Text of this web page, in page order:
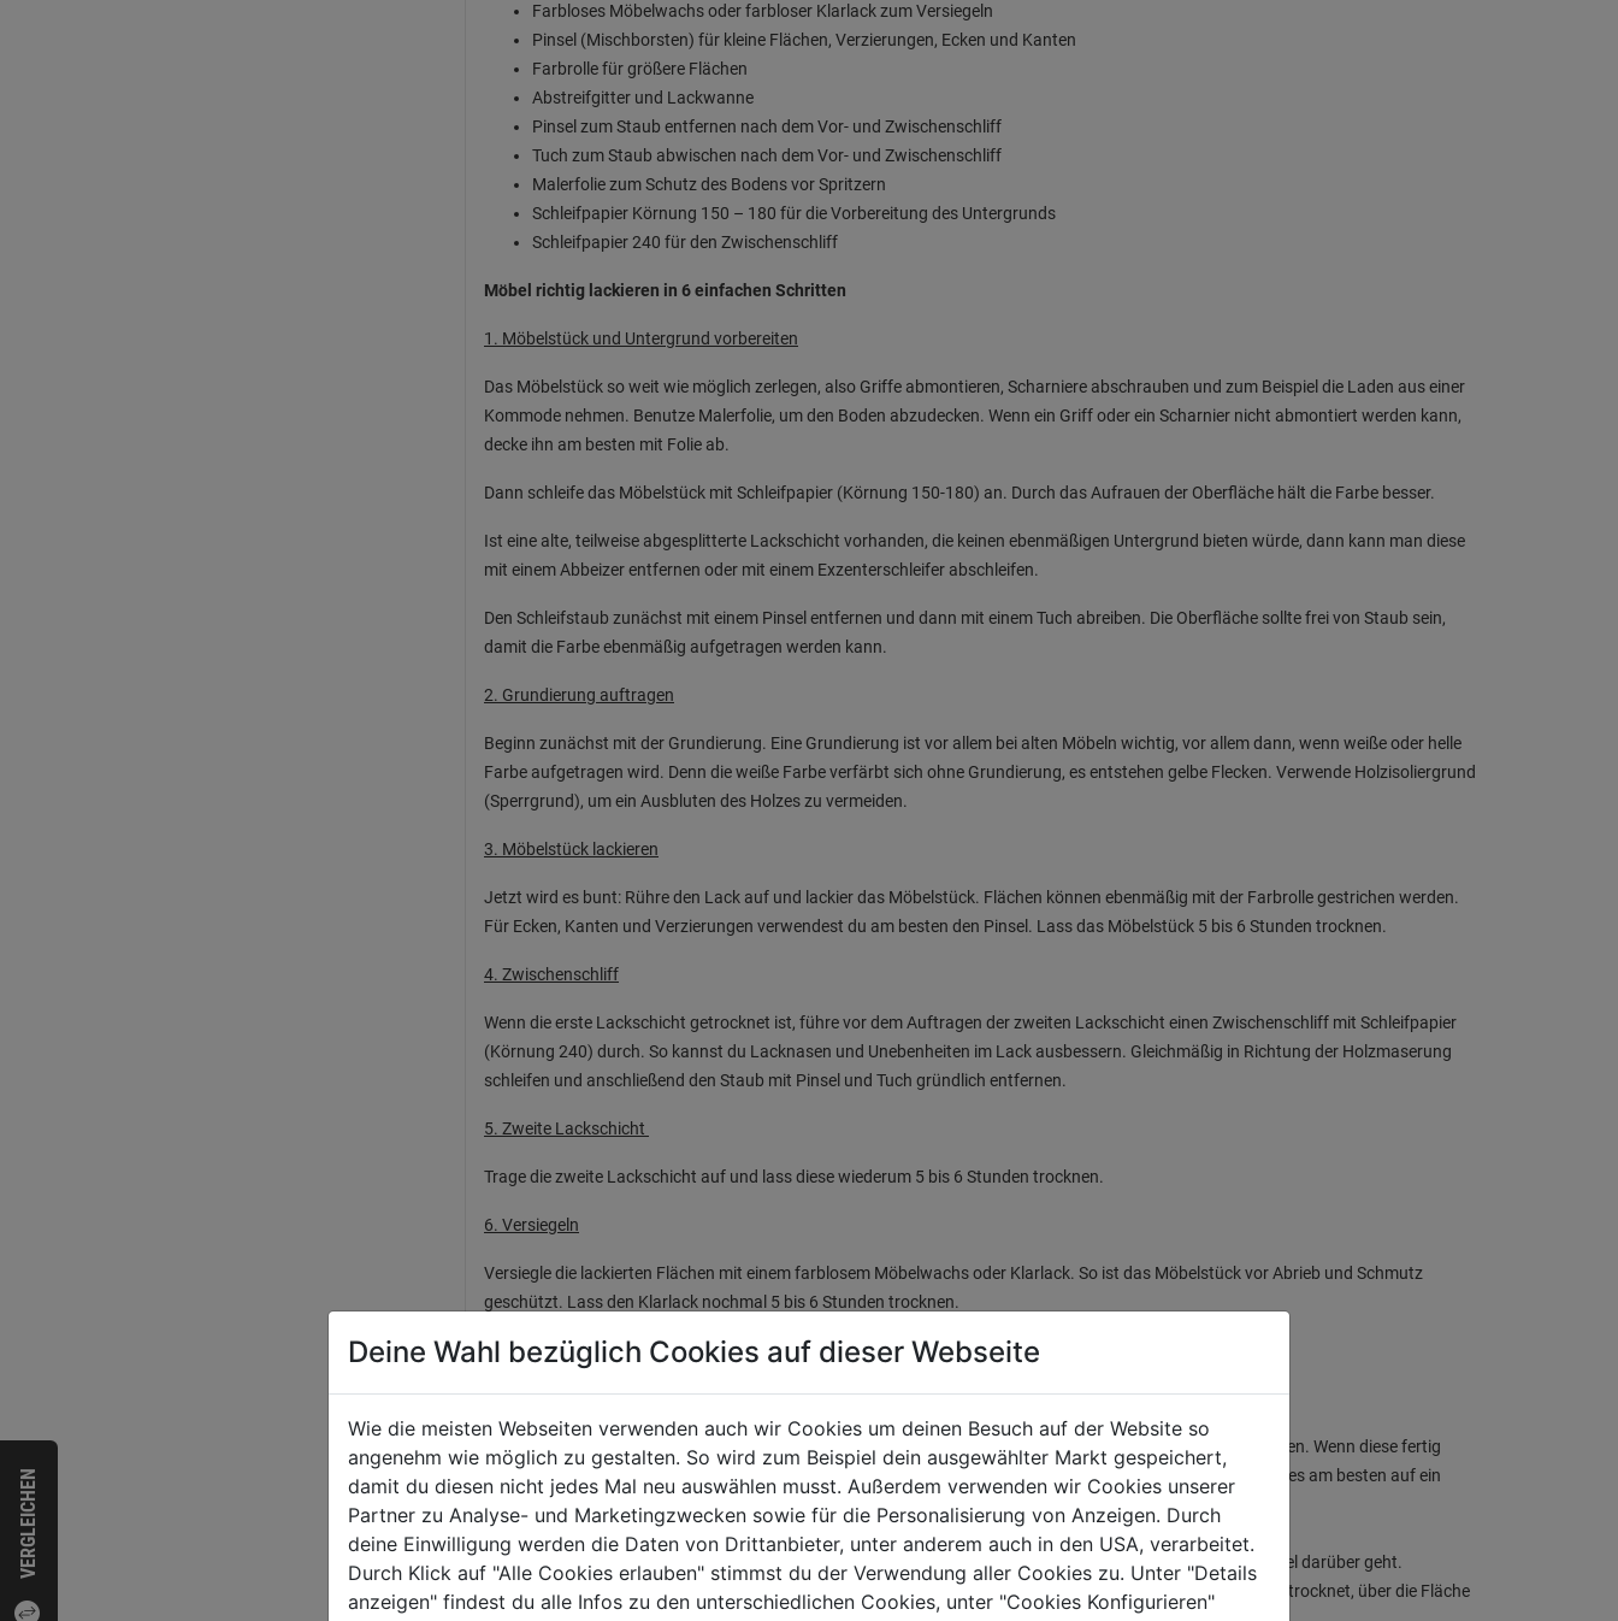
VERGLEICHEN
Farbloses Möbelwachs oder farbloser Klarlack zum Versiegeln
Pinsel (Mischborsten) für kleine Flächen, Verzierungen, Ecken und Kanten
Farbrolle für größere Flächen
Abstreifgitter und Lackwanne
Pinsel zum Staub entfernen nach dem Vor- und Zwischenschliff
Tuch zum Staub abwischen nach dem Vor- und Zwischenschliff
Malerfolie zum Schutz des Bodens vor Spritzern
Schleifpapier Körnung 150 – 180 für die Vorbereitung des Untergrunds
Schleifpapier 240 für den Zwischenschliff
Möbel richtig lackieren in 6 einfachen Schritten
1. Möbelstück und Untergrund vorbereiten
Das Möbelstück so weit wie möglich zerlegen, also Griffe abmontieren, Scharniere abschrauben und zum Beispiel die Laden aus einer
Kommode nehmen. Benutze Malerfolie, um den Boden abzudecken. Wenn ein Griff oder ein Scharnier nicht abmontiert werden kann,
decke ihn am besten mit Folie ab.
Dann schleife das Möbelstück mit Schleifpapier (Körnung 150-180) an. Durch das Aufrauen der Oberfläche hält die Farbe besser.
Ist eine alte, teilweise abgesplitterte Lackschicht vorhanden, die keinen ebenmäßigen Untergrund bieten würde, dann kann man diese
mit einem Abbeizer entfernen oder mit einem Exzenterschleifer abschleifen.
Den Schleifstaub zunächst mit einem Pinsel entfernen und dann mit einem Tuch abreiben. Die Oberfläche sollte frei von Staub sein,
damit die Farbe ebenmäßig aufgetragen werden kann.
2. Grundierung auftragen
Beginn zunächst mit der Grundierung. Eine Grundierung ist vor allem bei alten Möbeln wichtig, vor allem dann, wenn weiße oder helle
Farbe aufgetragen wird. Denn die weiße Farbe verfärbt sich ohne Grundierung, es entstehen gelbe Flecken. Verwende Holzisoliergrund
(Sperrgrund), um ein Ausbluten des Holzes zu vermeiden.
3. Möbelstück lackieren
Jetzt wird es bunt: Rühre den Lack auf und lackier das Möbelstück. Flächen können ebenmäßig mit der Farbrolle gestrichen werden.
Für Ecken, Kanten und Verzierungen verwendest du am besten den Pinsel. Lass das Möbelstück 5 bis 6 Stunden trocknen.
4. Zwischenschliff
Wenn die erste Lackschicht getrocknet ist, führe vor dem Auftragen der zweiten Lackschicht einen Zwischenschliff mit Schleifpapier
(Körnung 240) durch. So kannst du Lacknasen und Unebenheiten im Lack ausbessern. Gleichmäßig in Richtung der Holzmaserung
schleifen und anschließend den Staub mit Pinsel und Tuch gründlich entfernen.
5. Zweite Lackschicht
Trage die zweite Lackschicht auf und lass diese wiederum 5 bis 6 Stunden trocknen.
6. Versiegeln
Versiegle die lackierten Flächen mit einem farblosem Möbelwachs oder Klarlack. So ist das Möbelstück vor Abrieb und Schmutz
geschützt. Lass den Klarlack nochmal 5 bis 6 Stunden trocknen.
Tipps zum Vermeiden von Lackierfehlern
Wenn das Möbelstück Füße hat, so dreh es zu Beginn um und beginnen mit dem Lackieren bei den Füßen. Wenn diese fertig
sind, kannst du das Möbelstück wieder hinstellen und den Rest lackieren. Hat es keine Füße, dann stell es am besten auf ein
paar Hölzer, damit die untere Kante nicht mit dem Boden verklebt und absplittert.
Rühr den Lack auf, damit sich Pigmente und Lösungsmittel vermischen.
Feine Bläschen, die beim Aufrollen entstehen, lassen sich entfernen, indem man nochmal mit dem Pinsel darüber geht.
Bildet der Lack Nasen oder fängt er an zu laufen, hast du zu dick aufgetragen. Noch bevor der Lack antrocknet, über die Fläche
Deine Wahl bezüglich Cookies auf dieser Webseite
Wie die meisten Webseiten verwenden auch wir Cookies um deinen Besuch auf der Website so
angenehm wie möglich zu gestalten. So wird zum Beispiel dein ausgewählter Markt gespeichert,
damit du diesen nicht jedes Mal neu auswählen musst. Außerdem verwenden wir Cookies unserer
Partner zu Analyse- und Marketingzwecken sowie für die Personalisierung von Anzeigen. Durch
deine Einwilligung werden die Daten von Drittanbieter, unter anderem auch in den USA, verarbeitet.
Durch Klick auf "Alle Cookies erlauben" stimmst du der Verwendung aller Cookies zu. Unter "Details
anzeigen" findest du alle Infos zu den unterschiedlichen Cookies, unter "Cookies Konfigurieren"